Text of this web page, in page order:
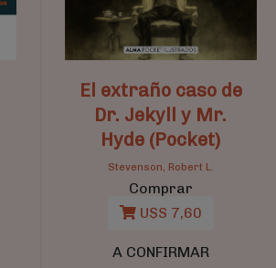
El extraño caso de
Dr. Jekyll y Mr.
Hyde (Pocket)
Stevenson, Robert L.
Comprar
U$S 7,60
A CONFIRMAR